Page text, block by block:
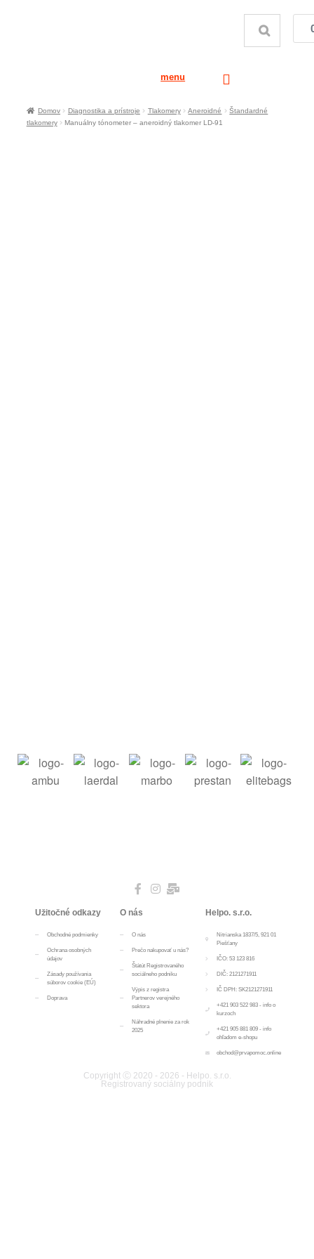
menu
Domov Diagnostika a prístroje Tlakomery Aneroidné
Štandardné
tlakomery
Manuálny tónometer – aneroidný tlakomer LD-91
Užitočné odkazy
Obchodné podmienky
Ochrana osobných
údajov
Zásady používania
súborov cookie (EÚ)
Doprava
O nás
O nás
Prečo nakupovať u nás?
Štátút Registrovaného
sociálneho podniku
Výpis z registra
Partnerov verejného
sektora
Náhradné plnenie za rok
2025
Helpo. s.r.o.
Nitrianska 1837/5, 921 01
Piešťany
IČO: 53 123 816
DIČ: 2121271911
IČ DPH: SK2121271911
+421 903 522 983 - info o
kurzoch
+421 905 881 809 - info
ohľadom e-shopu
obchod@prvapomoc.online
Copyright Ⓒ 2020 - 2026 - Helpo. s.r.o.
Registrovaný sociálny podnik